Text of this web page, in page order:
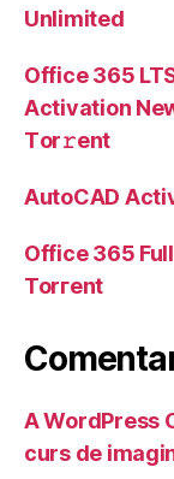
Unlimited
Office 365
Activation
Tоr𝚛ent
AutoCAD
Office 365
Torгеnt
A WordPress
curs de